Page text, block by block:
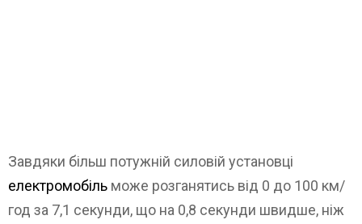
Завдяки більш потужній силовій установці
електромобіль може розганятись від 0 до 100 км/
год за 7,1 секунди, що на 0,8 секунди швидше, ніж